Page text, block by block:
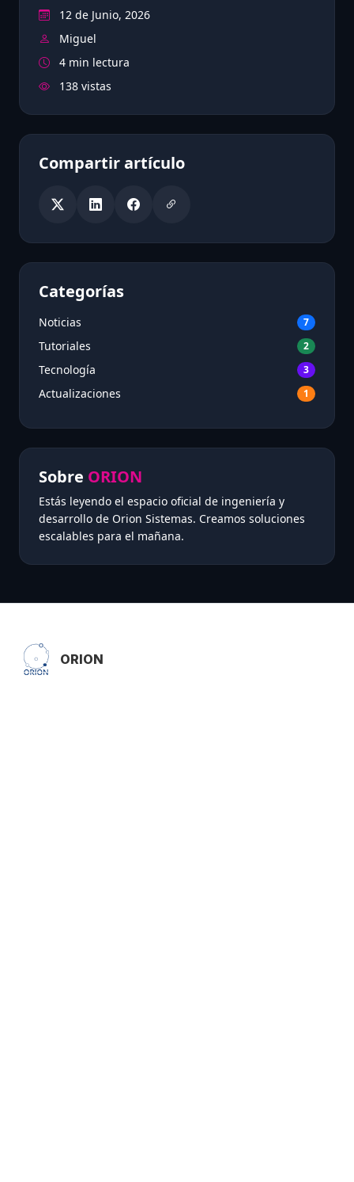
12 de Junio, 2026
Miguel
4 min lectura
138 vistas
Compartir artículo
Categorías
Noticias 7
Tutoriales 2
Tecnología 3
Actualizaciones 1
Sobre ORION
Estás leyendo el espacio oficial de ingeniería y
desarrollo de Orion Sistemas. Creamos soluciones
escalables para el mañana.
ORION